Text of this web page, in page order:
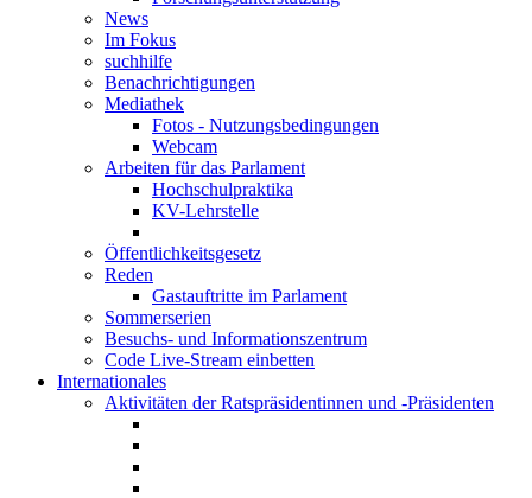
News
Im Fokus
suchhilfe
Benachrichtigungen
Mediathek
Fotos - Nutzungsbedingungen
Webcam
Arbeiten für das Parlament
Hochschulpraktika
KV-Lehrstelle
Öffentlichkeitsgesetz
Reden
Gastauftritte im Parlament
Sommerserien
Besuchs- und Informationszentrum
Code Live-Stream einbetten
Internationales
Aktivitäten der Ratspräsidentinnen und -Präsidenten